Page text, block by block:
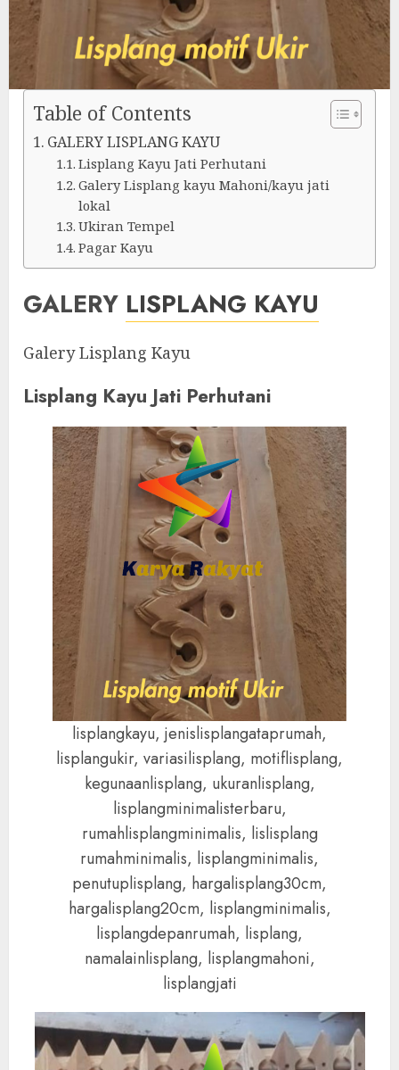
Table of Contents
GALERY LISPLANG KAYU
Lisplang Kayu Jati Perhutani
Galery Lisplang kayu Mahoni/kayu jati
lokal
Ukiran Tempel
Pagar Kayu
GALERY LISPLANG KAYU
Galery Lisplang Kayu
Lisplang Kayu Jati Perhutani
lisplangkayu, jenislisplangataprumah,
lisplangukir, variasilisplang, motiflisplang,
kegunaanlisplang, ukuranlisplang,
lisplangminimalisterbaru,
rumahlisplangminimalis, lislisplang
rumahminimalis, lisplangminimalis,
penutuplisplang, hargalisplang30cm,
hargalisplang20cm, lisplangminimalis,
lisplangdepanrumah, lisplang,
namalainlisplang, lisplangmahoni,
lisplangjati